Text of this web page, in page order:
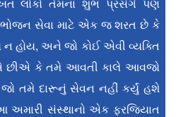
લોકો તેમના શુભ પ્રસંગે પણ
ભોજન સેવા માટે એક જ શરત છે કે
ન હોય, અને જો કોઈ એવી વ્યક્તિ
કે તમે આવતી કાલે આવજો
તમે દારૂનું સેવન નહીં કર્યું હશે
સંસ્થાનો એક ફરજિયાત